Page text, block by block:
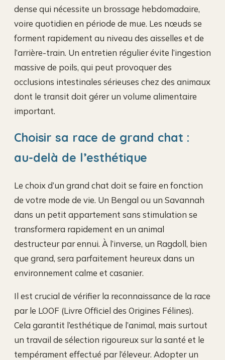
dense qui nécessite un brossage hebdomadaire,
voire quotidien en période de mue. Les nœuds se
forment rapidement au niveau des aisselles et de
l’arrière-train. Un entretien régulier évite l’ingestion
massive de poils, qui peut provoquer des
occlusions intestinales sérieuses chez des animaux
dont le transit doit gérer un volume alimentaire
important.
Choisir sa race de grand chat :
au-delà de l’esthétique
Le choix d’un grand chat doit se faire en fonction
de votre mode de vie. Un Bengal ou un Savannah
dans un petit appartement sans stimulation se
transformera rapidement en un animal
destructeur par ennui. À l’inverse, un Ragdoll, bien
que grand, sera parfaitement heureux dans un
environnement calme et casanier.
Il est crucial de vérifier la reconnaissance de la race
par le LOOF (Livre Officiel des Origines Félines).
Cela garantit l’esthétique de l’animal, mais surtout
un travail de sélection rigoureux sur la santé et le
tempérament effectué par l’éleveur. Adopter un